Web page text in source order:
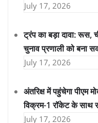
July 17, 2026
ट्रंप का बड़ा दावा: रूस,
चुनाव प्रणाली को बना
July 17, 2026
अंतरिक्ष में पहुंचेगा पीएम
विक्रम-1 रॉकेट के साथ
July 17, 2026